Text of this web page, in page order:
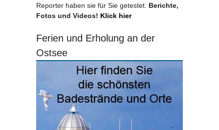
Reporter haben sie für Sie getestet. Berichte,
Fotos und Videos! Klick hier
Ferien und Erholung an der
Ostsee